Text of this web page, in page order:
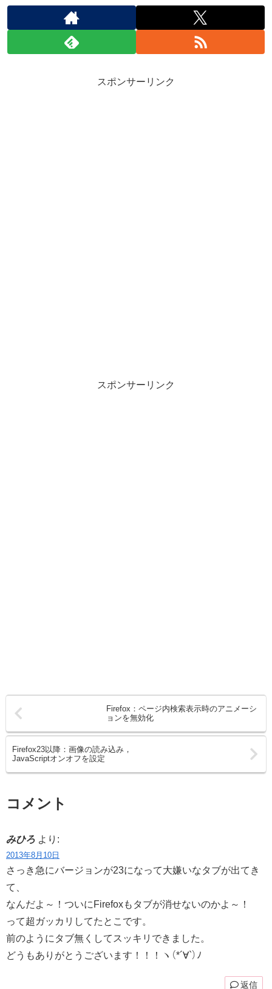
スポンサーリンク
スポンサーリンク
Firefox：ページ内検索表示時のアニメーシ
ョンを無効化
Firefox23以降：画像の読み込み，
JavaScriptオンオフを設定
コメント
みひろ より:
2013年8月10日
さっき急にバージョンが23になって大嫌いなタブが出てき
て、
なんだよ～！ついにFirefoxもタブが消せないのかよ～！
って超ガッカリしてたとこです。
前のようにタブ無くしてスッキリできました。
どうもありがとうございます！！！ヽ（*´∀`）ﾉ
返信